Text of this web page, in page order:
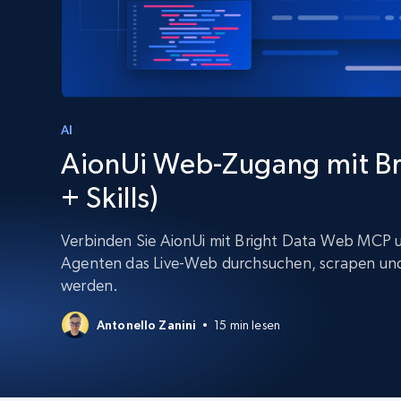
integriertem Entsperren und Hosting
Residential proxys 50% OFF
Datacenter proxys
Schnelle, zuverlässige Proxys für
effiziente Datenextraktion
PROXY-INFRASTRUKTUR
Residential proxys
Beginnt bei
AI
AionUi Web-Zugang mit
+ Skills)
Verbinden Sie AionUi mit Bright Data Web MCP
Agenten das Live-Web durchsuchen, scrapen
werden.
Antonello Zanini 15 min lesen